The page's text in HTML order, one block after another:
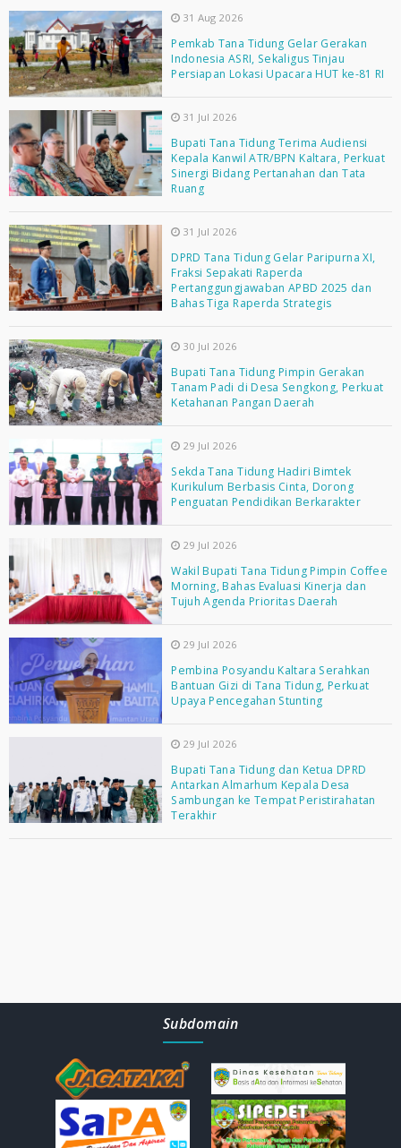
31 Aug 2026
Pemkab Tana Tidung Gelar Gerakan
Indonesia ASRI, Sekaligus Tinjau
Persiapan Lokasi Upacara HUT ke-81 RI
31 Jul 2026
Bupati Tana Tidung Terima Audiensi
Kepala Kanwil ATR/BPN Kaltara, Perkuat
Sinergi Bidang Pertanahan dan Tata
Ruang
31 Jul 2026
DPRD Tana Tidung Gelar Paripurna XI,
Fraksi Sepakati Raperda
Pertanggungjawaban APBD 2025 dan
Bahas Tiga Raperda Strategis
30 Jul 2026
Bupati Tana Tidung Pimpin Gerakan
Tanam Padi di Desa Sengkong, Perkuat
Ketahanan Pangan Daerah
29 Jul 2026
Sekda Tana Tidung Hadiri Bimtek
Kurikulum Berbasis Cinta, Dorong
Penguatan Pendidikan Berkarakter
29 Jul 2026
Wakil Bupati Tana Tidung Pimpin Coffee
Morning, Bahas Evaluasi Kinerja dan
Tujuh Agenda Prioritas Daerah
29 Jul 2026
Pembina Posyandu Kaltara Serahkan
Bantuan Gizi di Tana Tidung, Perkuat
Upaya Pencegahan Stunting
29 Jul 2026
Bupati Tana Tidung dan Ketua DPRD
Antarkan Almarhum Kepala Desa
Sambungan ke Tempat Peristirahatan
Terakhir
Subdomain